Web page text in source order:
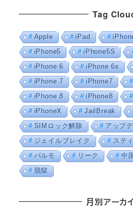
Tag
Apple iPad
iPhone5
iPhone5S
iPhone 6
iPhone 6s
iPhone 7
iPhone7
iPhone 8
iPhone8
iPhoneX
JailBreak
SIMロック解除
アップ
ジェイルブレイク
ステ
パルモ
リーク 中
脱獄
月別アーカ